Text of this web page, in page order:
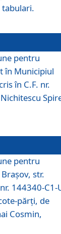
tabulari.
pentru
în Municipiul
în C.F. nr.
pentru
str.
144340-C1-
părți, de
Cosmin,